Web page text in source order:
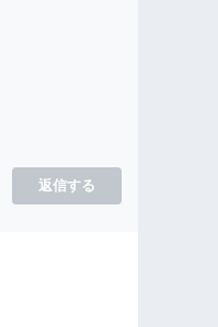
返信する